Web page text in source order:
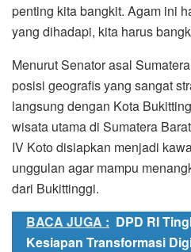
penting kita bangkit. Agam ini
yang dihadapi, kita harus
Menurut Senator asal
posisi geografis yang sangat
langsung dengan Kota
wisata utama di Sumatera
IV Koto disiapkan menjadi
unggulan agar mampu
dari Bukittinggi.
BACA JUGA : DPD RI
Kesiapan Transformasi